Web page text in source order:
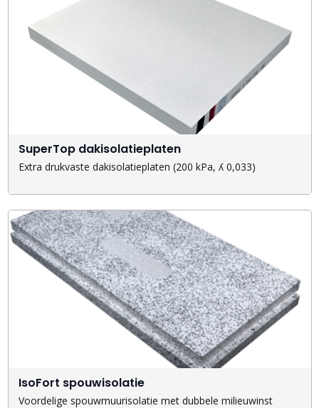
SuperTop dakisolatieplaten
Extra drukvaste dakisolatieplaten (200 kPa, ʎ 0,033)
IsoFort spouwisolatie
Voordelige spouwmuurisolatie met dubbele milieuwinst